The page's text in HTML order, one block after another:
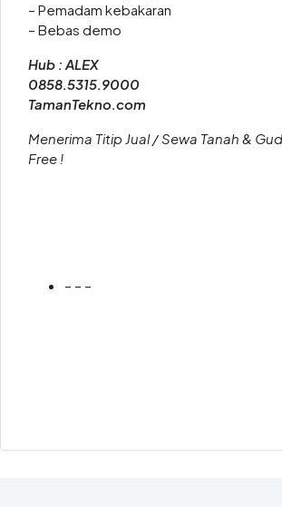
– Pemadam kebakaran
– Bebas demo
Hub : ALEX
0858.5315.9000
TamanTekno.com
Menerima Titip Jual / Sewa Tanah &
Free !
– – –